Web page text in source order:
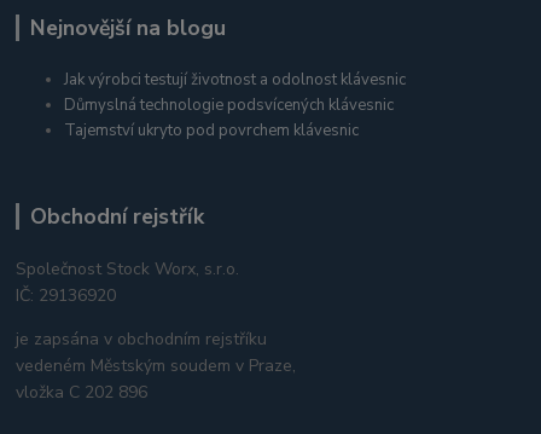
Nejnovější na blogu
Jak výrobci testují životnost a odolnost klávesnic
Důmyslná technologie podsvícených klávesnic
Tajemství ukryto pod povrchem klávesnic
Obchodní rejstřík
Společnost Stock Worx, s.r.o.
IČ: 29136920
je zapsána v obchodním rejstříku
vedeném Městským soudem v Praze,
vložka C 202 896